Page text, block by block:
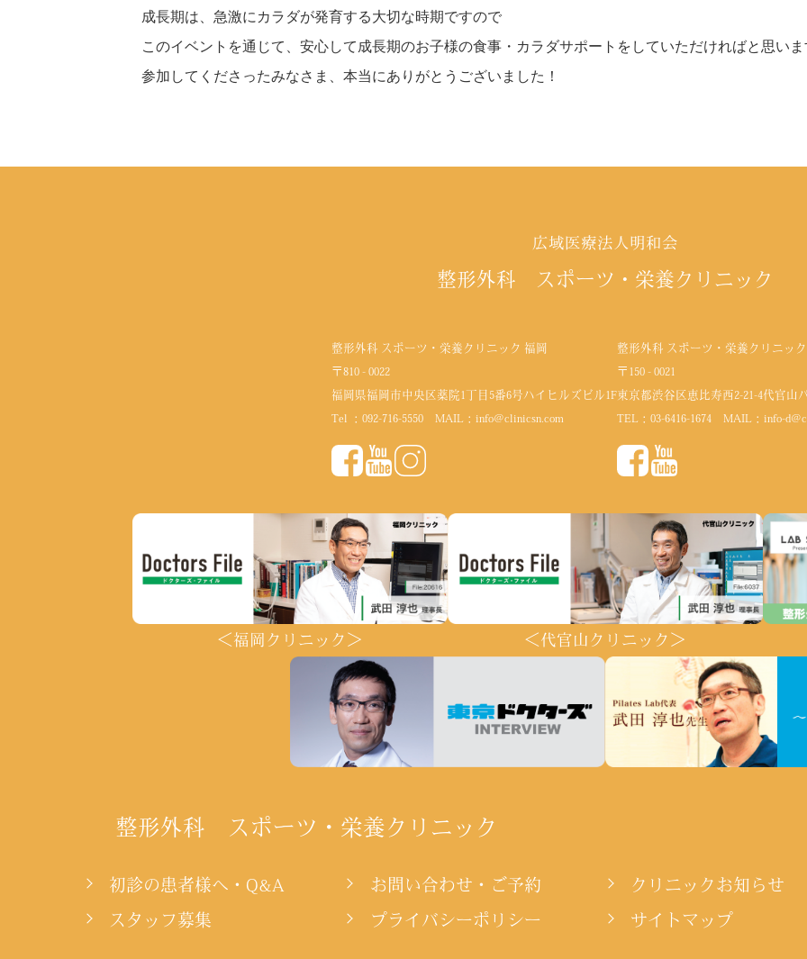
成長期は、急激にカラダが発育する大切な時期ですので
このイベントを通じて、安心して成長期のお子様の食事・カラダサポートをしていただければと思い
参加してくださったみなさま、本当にありがとうございました！
広域医療法人明和会
整形外科 スポーツ・栄養クリニック
整形外科 スポーツ・栄養クリニック 福岡
〒810 - 0022
福岡県福岡市中央区薬院1丁目5番6号ハイヒルズビル1F
Tel ： 092-716-5550MAIL： info@clinicsn.com
整形外科 スポーツ・栄養クリニッ
〒150 - 0021
東京都渋谷区恵比寿西2-21-4代官山
TEL： 03-6416-1674MAIL： info-
＜福岡クリニック＞ ＜代官山クリニック＞
整形外科 スポーツ・栄養クリニック
初診の患者様へ・Q&A お問い合わせ・ご予約 クリニックお知らせ
スタッフ募集 プライバシーポリシー サイトマップ